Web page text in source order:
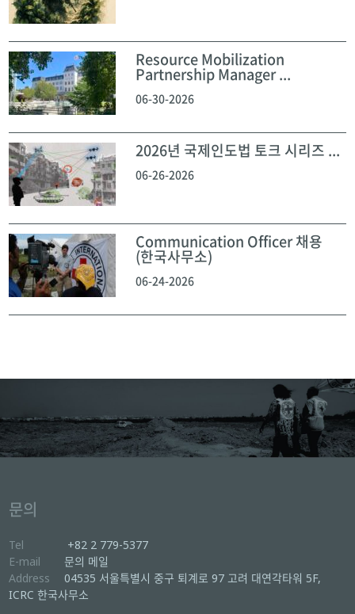
Resource Mobilization
Partnership Manager ...
06-30-2026
2026년 국제인도법 토크 시리즈 ...
06-26-2026
Communication Officer 채용
(한국사무소)
06-24-2026
문의
Tel
+82 2 779-5377
E-mail
문의 메일
Address
04535 서울특별시 중구 퇴계로 97 고려 대연각타워 5F,
ICRC 한국사무소